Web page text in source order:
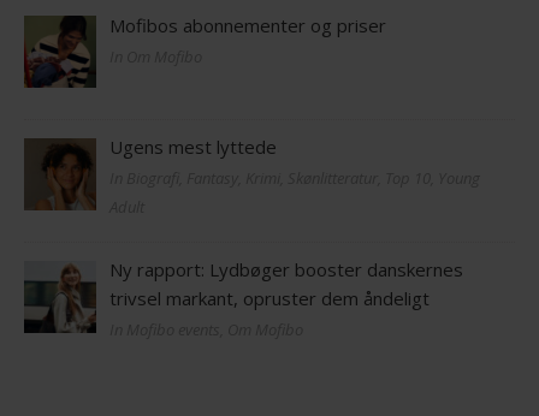
Mofibos abonnementer og priser
Ugens mest lyttede
Ny rapport: Lydbøger booster danskernes
trivsel markant, opruster dem åndeligt